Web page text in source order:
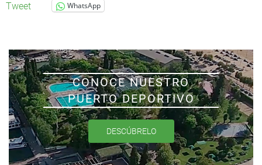
Tweet WhatsApp
CONOCE NUESTRO
PUERTO DEPORTIVO
DESCÚBRELO